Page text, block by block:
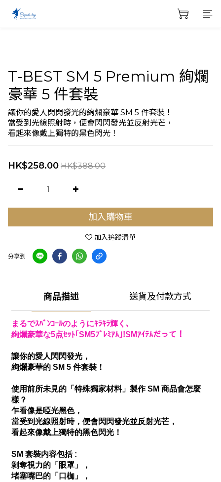
T-BEST SM 5 Premium 絢爛
豪華 5 件套裝
讓你的愛人閃閃發光的絢爛豪華 SM 5 件套裝！
當受到光線照射時，便會閃閃發光並反射光芒，
看起來像戴上獨特的黑色閃光！
HK$258.00 HK$388.00
加入購物車
加入追蹤清單
分享到
商品描述 送貨及付款方式
まるでｽﾊﾟﾝｺｰﾙのようにｷﾗｷﾗ輝く､
絢爛豪華な5点ｾｯﾄ｢SM5ﾌﾟﾚﾐｱﾑ｣!SMｱｲﾃﾑだって！
讓你的愛人閃閃發光，
絢爛豪華的 SM 5 件套裝！
使用前所未見的「特殊獨家材料」製作 SM 商品會怎麼
樣？
乍看像是啞光黑色，
當受到光線照射時，便會閃閃發光並反射光芒，
看起來像戴上獨特的黑色閃光 ！
SM 套裝内容包括 :
剝奪視力的「眼罩」，
堵塞嘴巴的「口枷」，